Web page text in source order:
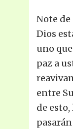
Note
Dios
uno
paz a
entre
de